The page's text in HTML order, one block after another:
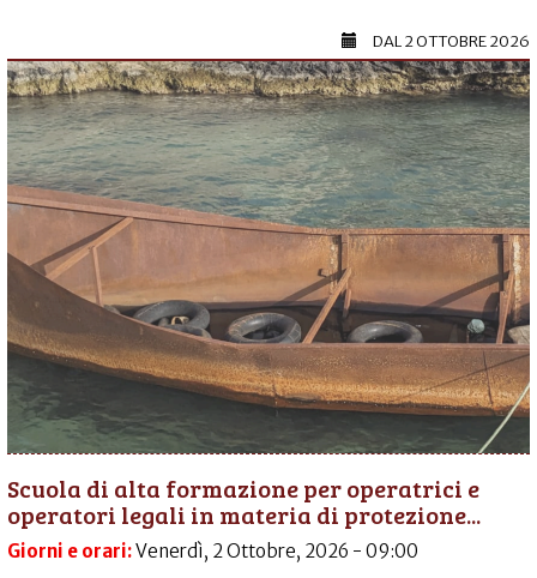
DAL2 OTTOBRE 2026
Scuola di alta formazione per operatrici e
operatori legali in materia di protezione...
Giorni e orari:Venerdì, 2 Ottobre, 2026 - 09:00